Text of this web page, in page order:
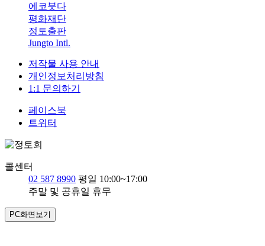
에코붓다
평화재단
정토출판
Jungto Intl.
저작물 사용 안내
개인정보처리방침
1:1 문의하기
페이스북
트위터
콜센터
02 587 8990 평일 10:00~17:00
주말 및 공휴일 휴무
PC화면보기